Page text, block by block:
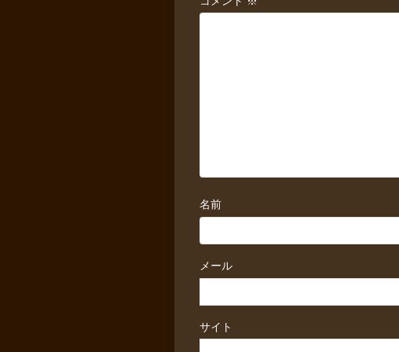
名前
メール
サイト